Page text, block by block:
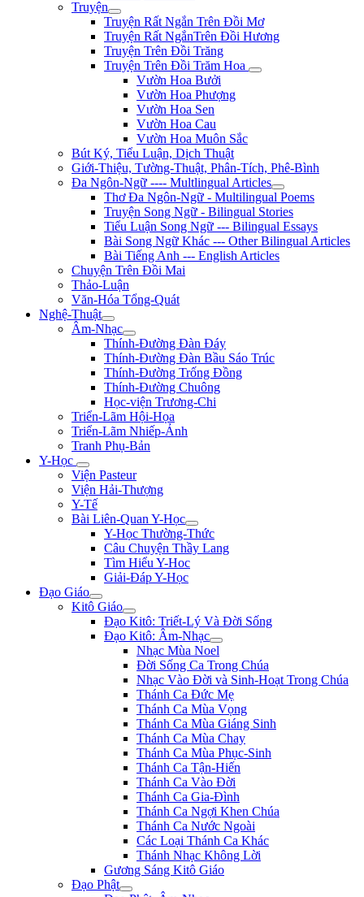
Truyện
Truyện Rất Ngắn Trên Đồi Mơ
Truyện Rất NgắnTrên Đồi Hương
Truyện Trên Đồi Trăng
Truyện Trên Đồi Trăm Hoa
Vườn Hoa Bưởi
Vườn Hoa Phượng
Vườn Hoa Sen
Vườn Hoa Cau
Vườn Hoa Muôn Sắc
Bút Ký, Tiểu Luận, Dịch Thuật
Giới-Thiệu, Tường-Thuật, Phân-Tích, Phê-Bình
Đa Ngôn-Ngữ ---- Multlingual Articles
Thơ Đa Ngôn-Ngữ - Multilingual Poems
Truyện Song Ngữ - Bilingual Stories
Tiểu Luận Song Ngữ --- Bilingual Essays
Bài Song Ngữ Khác --- Other Bilingual Articles
Bài Tiếng Anh --- English Articles
Chuyện Trên Đồi Mai
Thảo-Luận
Văn-Hóa Tổng-Quát
Nghệ-Thuật
Âm-Nhạc
Thính-Đường Đàn Đáy
Thính-Đường Đàn Bầu Sáo Trúc
Thính-Đường Trống Đồng
Thính-Đường Chuông
Học-viện Trương-Chi
Triển-Lãm Hội-Họa
Triển-Lãm Nhiếp-Ảnh
Tranh Phụ-Bản
Y-Học
Viện Pasteur
Viện Hải-Thượng
Y-Tế
Bài Liên-Quan Y-Học
Y-Học Thường-Thức
Câu Chuyện Thầy Lang
Tìm Hiểu Y-Hoc
Giải-Đáp Y-Học
Đạo Giáo
Kitô Giáo
Đạo Kitô: Triết-Lý Và Đời Sống
Đạo Kitô: Âm-Nhạc
Nhạc Mùa Noel
Đời Sống Ca Trong Chúa
Nhạc Vào Đời và Sinh-Hoạt Trong Chúa
Thánh Ca Đức Mẹ
Thánh Ca Mùa Vọng
Thánh Ca Mùa Giáng Sinh
Thánh Ca Mùa Chay
Thánh Ca Mùa Phục-Sinh
Thánh Ca Tận-Hiến
Thánh Ca Vào Đời
Thánh Ca Gia-Đình
Thánh Ca Ngợi Khen Chúa
Thánh Ca Nước Ngoài
Các Loại Thánh Ca Khác
Thánh Nhạc Không Lời
Gương Sáng Kitô Giáo
Đạo Phật